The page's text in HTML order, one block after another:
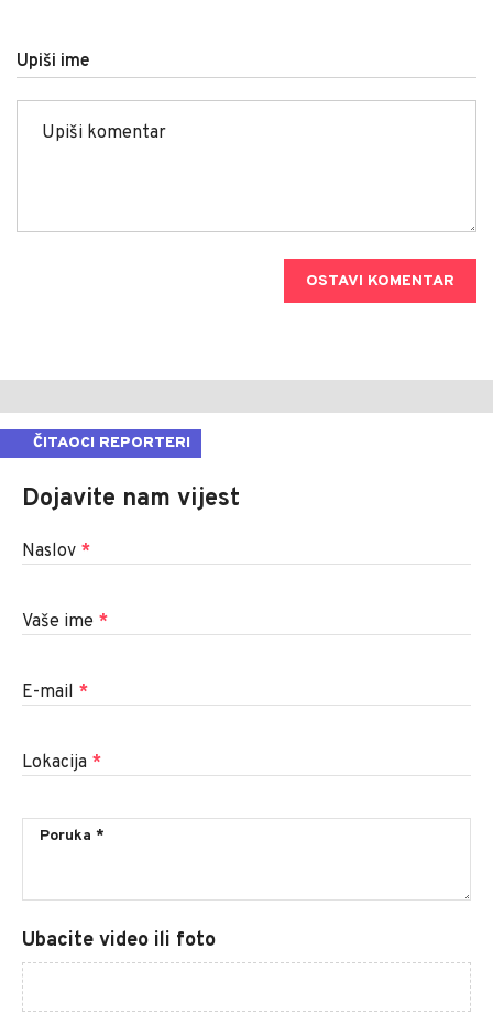
Upiši ime
OSTAVI KOMENTAR
ČITAOCI REPORTERI
Dojavite nam vijest
Naslov *
Vaše ime *
E-mail *
Lokacija *
Ubacite video ili foto